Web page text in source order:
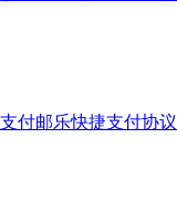
付邮乐快捷支付协议